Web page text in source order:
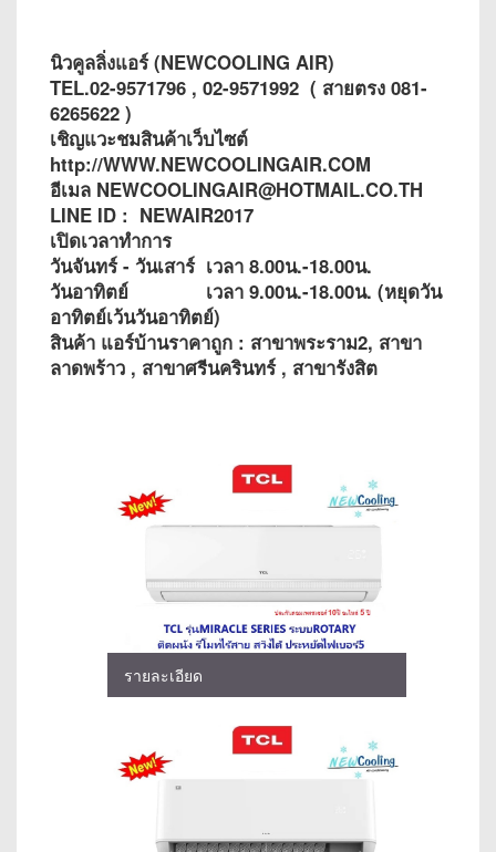
นิวคูลลิ่งแอร์ (NEWCOOLING AIR)
TEL.02-9571796 , 02-9571992 ( สายตรง 081-
6265622 )
เชิญแวะชมสินค้าเว็บไซต์
http://WWW.NEWCOOLINGAIR.COM
อีเมล NEWCOOLINGAIR@HOTMAIL.CO.TH
LINE ID : NEWAIR2017
เปิดเวลาทำการ
วันจันทร์ - วันเสาร์ เวลา 8.00น.-18.00น.
วันอาทิตย์ เวลา 9.00น.-18.00น. (หยุดวัน
อาทิตย์เว้นวันอาทิตย์)
สินค้า แอร์บ้านราคาถูก : สาขาพระราม2, สาขา
ลาดพร้าว , สาขาศรีนครินทร์ , สาขารังสิต
รายละเอียด